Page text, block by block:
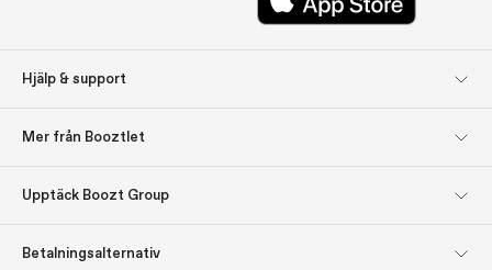
Hjälp & support
Mer från Booztlet
nyhetsbrev
Upptäck Boozt Group
Betalningsalternativ